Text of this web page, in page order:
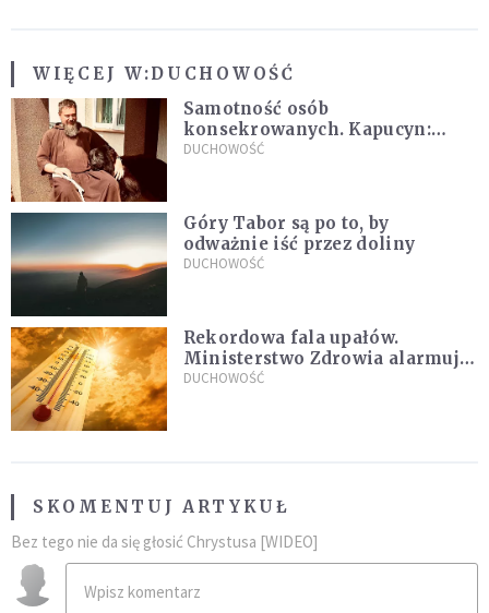
WIĘCEJ W:DUCHOWOŚĆ
Samotność osób
konsekrowanych. Kapucyn:
Życie w pojedynkę rzadko jest
DUCHOWOŚĆ
Góry Tabor są po to, by
odważnie iść przez doliny
DUCHOWOŚĆ
Rekordowa fala upałów.
Ministerstwo Zdrowia alarmuje
po doświadczeniach z czerwca
DUCHOWOŚĆ
SKOMENTUJ ARTYKUŁ
Bez tego nie da się głosić Chrystusa [WIDEO]